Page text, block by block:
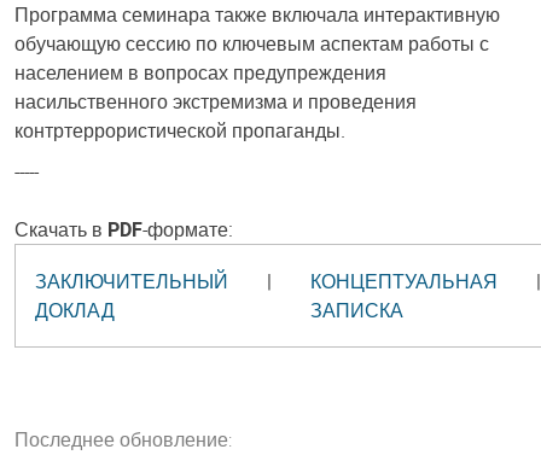
Программа семинара также включала интерактивную
обучающую сессию по ключевым аспектам работы с
населением в вопросах предупреждения
насильственного экстремизма и проведения
контртеррористической пропаганды.
-----
Скачать в PDF-формате:
ЗАКЛЮЧИТЕЛЬНЫЙ
ДОКЛАД
|
КОНЦЕПТУАЛЬНАЯ
ЗАПИСКА
|
Последнее обновление: